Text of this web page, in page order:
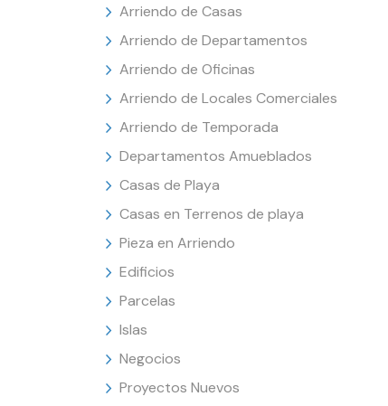
Arriendo de Casas
Arriendo de Departamentos
Arriendo de Oficinas
Arriendo de Locales Comerciales
Arriendo de Temporada
Departamentos Amueblados
Casas de Playa
Casas en Terrenos de playa
Pieza en Arriendo
Edificios
Parcelas
Islas
Negocios
Proyectos Nuevos